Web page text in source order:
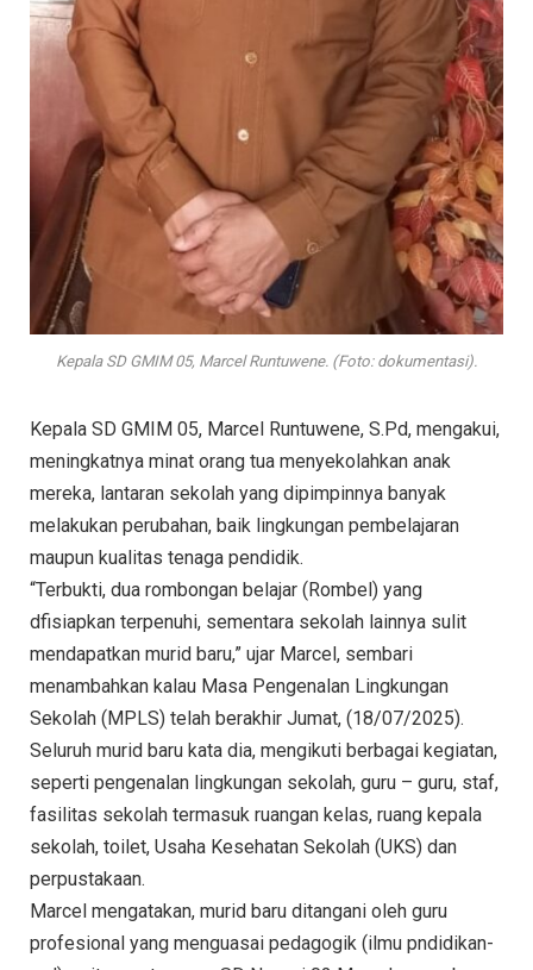
Kepala SD GMIM 05, Marcel Runtuwene. (Foto: dokumentasi).
Kepala SD GMIM 05, Marcel Runtuwene, S.Pd, mengakui,
meningkatnya minat orang tua menyekolahkan anak
mereka, lantaran sekolah yang dipimpinnya banyak
melakukan perubahan, baik lingkungan pembelajaran
maupun kualitas tenaga pendidik.
“Terbukti, dua rombongan belajar (Rombel) yang
dfisiapkan terpenuhi, sementara sekolah lainnya sulit
mendapatkan murid baru,” ujar Marcel, sembari
menambahkan kalau Masa Pengenalan Lingkungan
Sekolah (MPLS) telah berakhir Jumat, (18/07/2025).
Seluruh murid baru kata dia, mengikuti berbagai kegiatan,
seperti pengenalan lingkungan sekolah, guru – guru, staf,
fasilitas sekolah termasuk ruangan kelas, ruang kepala
sekolah, toilet, Usaha Kesehatan Sekolah (UKS) dan
perpustakaan.
Marcel mengatakan, murid baru ditangani oleh guru
profesional yang menguasai pedagogik (ilmu pndidikan-